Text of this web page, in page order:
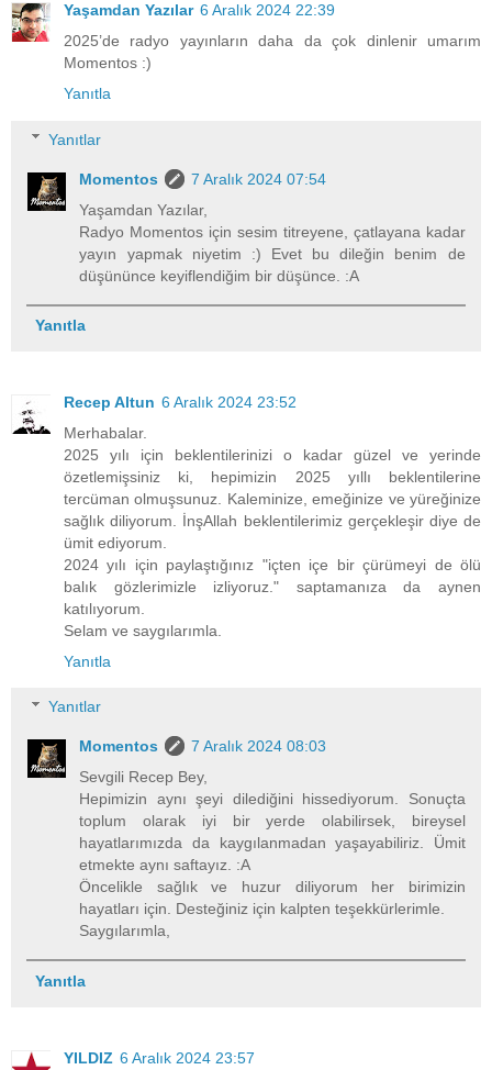
Yaşamdan Yazılar 6 Aralık 2024 22:39
2025’de radyo yayınların daha da çok dinlenir umarım
Momentos :)
Yanıtla
Yanıtlar
Momentos
7 Aralık 2024 07:54
Yaşamdan Yazılar,
Radyo Momentos için sesim titreyene, çatlayana kadar
yayın yapmak niyetim :) Evet bu dileğin benim de
düşününce keyiflendiğim bir düşünce. :A
Yanıtla
Recep Altun 6 Aralık 2024 23:52
Merhabalar.
2025 yılı için beklentilerinizi o kadar güzel ve yerinde
özetlemişsiniz ki, hepimizin 2025 yıllı beklentilerine
tercüman olmuşsunuz. Kaleminize, emeğinize ve yüreğinize
sağlık diliyorum. İnşAllah beklentilerimiz gerçekleşir diye de
ümit ediyorum.
2024 yılı için paylaştığınız "içten içe bir çürümeyi de ölü
balık gözlerimizle izliyoruz." saptamanıza da aynen
katılıyorum.
Selam ve saygılarımla.
Yanıtla
Yanıtlar
Momentos
7 Aralık 2024 08:03
Sevgili Recep Bey,
Hepimizin aynı şeyi dilediğini hissediyorum. Sonuçta
toplum olarak iyi bir yerde olabilirsek, bireysel
hayatlarımızda da kaygılanmadan yaşayabiliriz. Ümit
etmekte aynı saftayız. :A
Öncelikle sağlık ve huzur diliyorum her birimizin
hayatları için. Desteğiniz için kalpten teşekkürlerimle.
Saygılarımla,
Yanıtla
YILDIZ 6 Aralık 2024 23:57